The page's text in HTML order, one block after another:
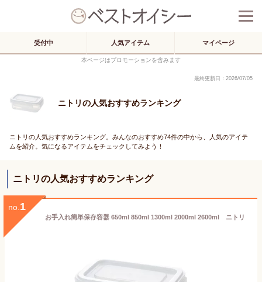
受付中 人気アイテム マイページ
本ページはプロモーションを含みます
最終更新日：2026/07/05
ニトリの人気おすすめランキング
ニトリの人気おすすめランキング。みんなのおすすめ74件の中から、人気のアイテ
ムを紹介。気になるアイテムをチェックしてみよう！
ニトリの人気おすすめランキング
no. 1
お手入れ簡単保存容器 650ml 850ml 1300ml 2000ml 2600ml ニトリ